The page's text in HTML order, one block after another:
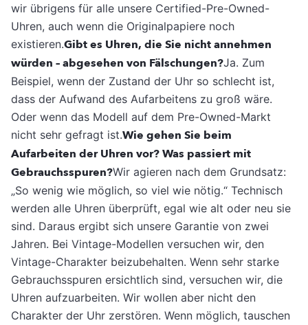
wir übrigens für alle unsere Certified-Pre-Owned-
Uhren, auch wenn die Originalpapiere noch
existieren.Gibt es Uhren, die Sie nicht annehmen
würden – abgesehen von Fälschungen?Ja. Zum
Beispiel, wenn der Zustand der Uhr so schlecht ist,
dass der Aufwand des Aufarbeitens zu groß wäre.
Oder wenn das Modell auf dem Pre-Owned-Markt
nicht sehr gefragt ist.Wie gehen Sie beim
Aufarbeiten der Uhren vor? Was passiert mit
Gebrauchsspuren?Wir agieren nach dem Grundsatz:
„So wenig wie möglich, so viel wie nötig.“ Technisch
werden alle Uhren überprüft, egal wie alt oder neu sie
sind. Daraus ergibt sich unsere Garantie von zwei
Jahren. Bei Vintage-Modellen versuchen wir, den
Vintage-Charakter beizubehalten. Wenn sehr starke
Gebrauchsspuren ersichtlich sind, versuchen wir, die
Uhren aufzuarbeiten. Wir wollen aber nicht den
Charakter der Uhr zerstören. Wenn möglich, tauschen